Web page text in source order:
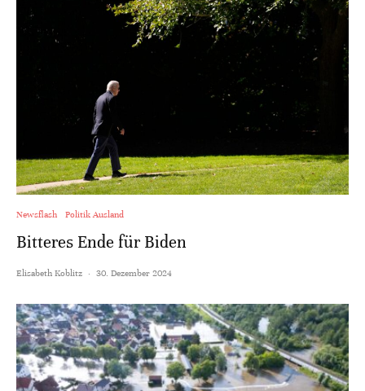
Newsflash Politik Ausland
Bitteres Ende für Biden
Elisabeth Koblitz · 30. Dezember 2024